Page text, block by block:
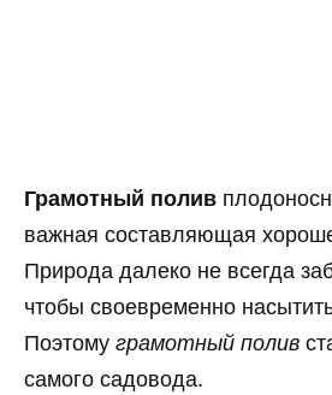
Грамотный полив
важная составляющая
Природа далеко не всегда
чтобы своевременно
Поэтому грамотный полив
самого садовода.